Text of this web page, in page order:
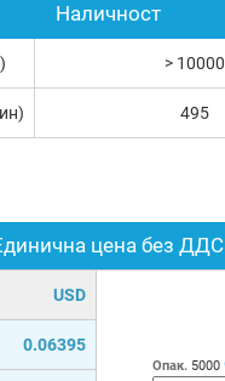
цена без ДДС
USD
0.06395
Опак. 5000
Наличност
> 10000
495